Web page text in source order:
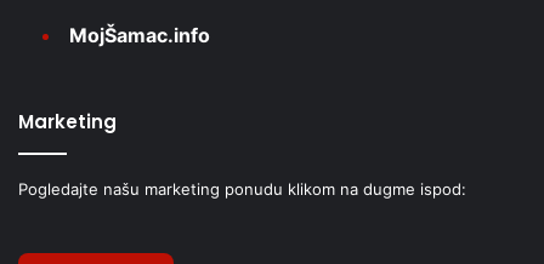
MojŠamac.info
Marketing
Pogledajte našu marketing ponudu klikom na dugme ispod: